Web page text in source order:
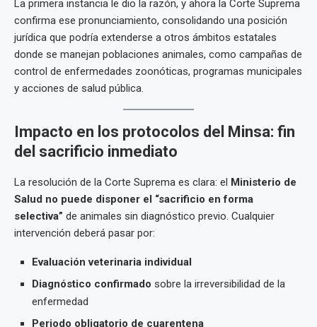
La primera instancia le dio la razón, y ahora la Corte Suprema
confirma ese pronunciamiento, consolidando una posición
jurídica que podría extenderse a otros ámbitos estatales
donde se manejan poblaciones animales, como campañas de
control de enfermedades zoonóticas, programas municipales
y acciones de salud pública.
Impacto en los protocolos del Minsa: fin
del sacrificio inmediato
La resolución de la Corte Suprema es clara: el Ministerio de
Salud no puede disponer el “sacrificio en forma
selectiva” de animales sin diagnóstico previo. Cualquier
intervención deberá pasar por:
Evaluación veterinaria individual
Diagnóstico confirmado sobre la irreversibilidad de la
enfermedad
Periodo obligatorio de cuarentena